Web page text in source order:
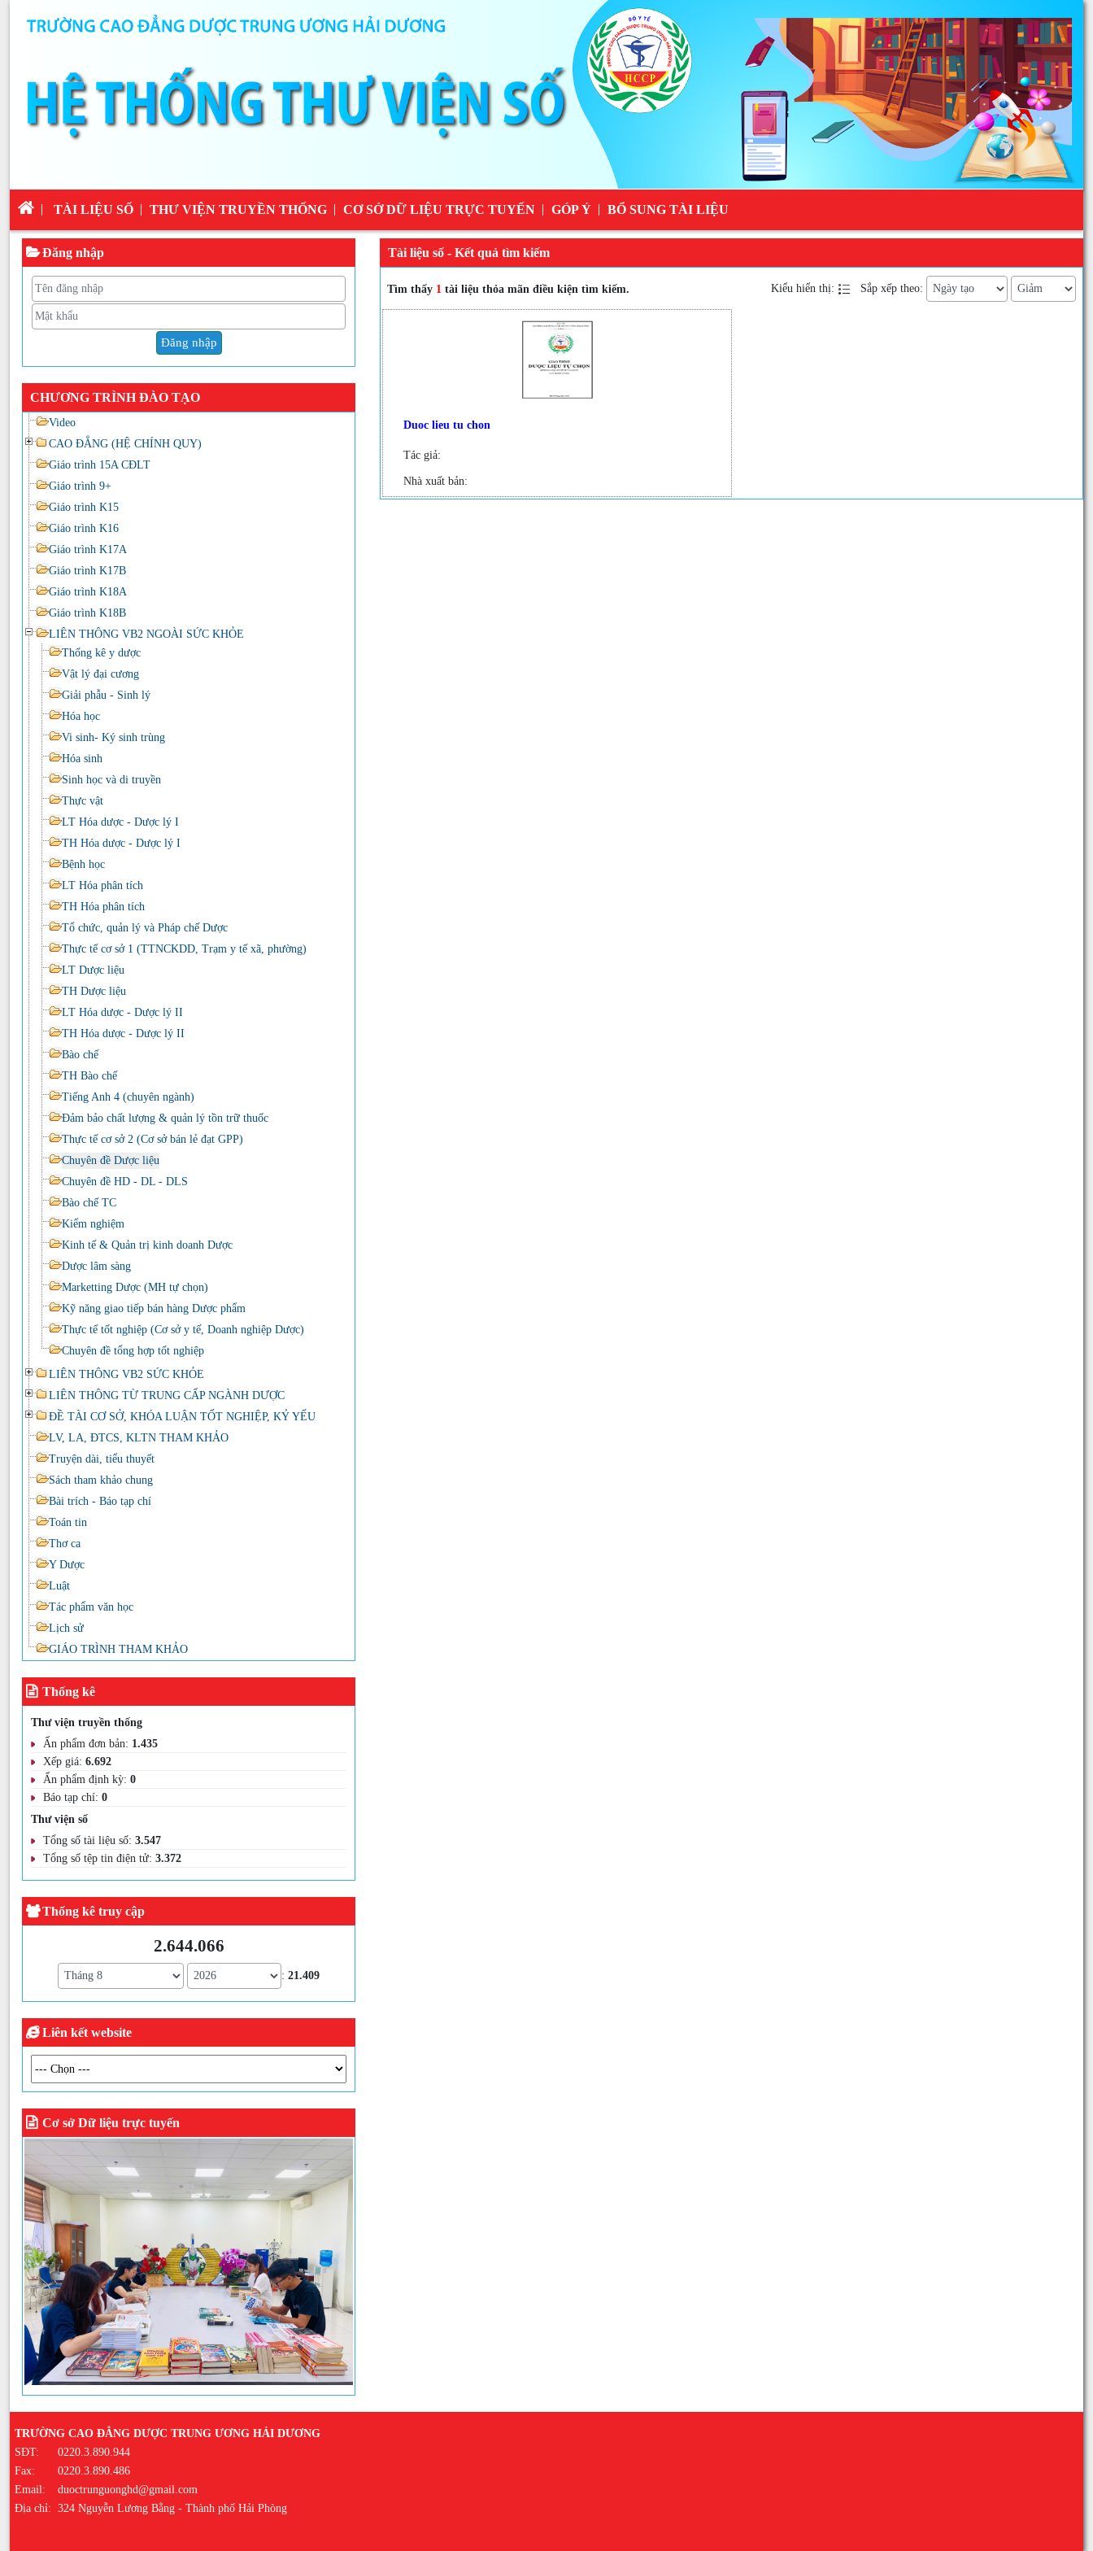
TÀI LIỆU SỐ THƯ VIỆN TRUYỀN THỐNG CƠ SỞ DỮ LIỆU TRỰC TUYẾN GÓP Ý BỔ SUNG TÀI LIỆU
Tài liệu số - Kết quả tìm kiếm
Tìm thấy 1 tài liệu thỏa mãn điều kiện tìm kiếm. Kiểu hiển thị: Sắp xếp theo:
Duoc lieu tu chon
Tác giả:
Nhà xuất bản:
Đăng nhập
Đăng nhập
CHƯƠNG TRÌNH ĐÀO TẠO
Video
CAO ĐẲNG (HỆ CHÍNH QUY)
Giáo trình 15A CĐLT
Giáo trình 9+
Giáo trình K15
Giáo trình K16
Giáo trình K17A
Giáo trình K17B
Giáo trình K18A
Giáo trình K18B
LIÊN THÔNG VB2 NGOÀI SỨC KHỎE
Thống kê y dược
Vật lý đại cương
Giải phẫu - Sinh lý
Hóa học
Vi sinh- Ký sinh trùng
Hóa sinh
Sinh học và di truyền
Thực vật
LT Hóa dược - Dược lý I
TH Hóa dược - Dược lý I
Bệnh học
LT Hóa phân tích
TH Hóa phân tích
Tổ chức, quản lý và Pháp chế Dược
Thực tế cơ sở 1 (TTNCKDD, Trạm y tế xã, phường)
LT Dược liệu
TH Dược liệu
LT Hóa dược - Dược lý II
TH Hóa dược - Dược lý II
Bào chế
TH Bào chế
Tiếng Anh 4 (chuyên ngành)
Đảm bảo chất lượng & quản lý tồn trữ thuốc
Thực tế cơ sở 2 (Cơ sở bán lẻ đạt GPP)
Chuyên đề Dược liệu
Chuyên đề HD - DL - DLS
Bào chế TC
Kiểm nghiệm
Kinh tế & Quản trị kinh doanh Dược
Dược lâm sàng
Marketting Dược (MH tự chọn)
Kỹ năng giao tiếp bán hàng Dược phẩm
Thực tế tốt nghiệp (Cơ sở y tế, Doanh nghiệp Dược)
Chuyên đề tổng hợp tốt nghiệp
LIÊN THÔNG VB2 SỨC KHỎE
LIÊN THÔNG TỪ TRUNG CẤP NGÀNH DƯỢC
ĐỀ TÀI CƠ SỞ, KHÓA LUẬN TỐT NGHIỆP, KỶ YẾU
LV, LA, ĐTCS, KLTN THAM KHẢO
Truyện dài, tiểu thuyết
Sách tham khảo chung
Bài trích - Báo tạp chí
Toán tin
Thơ ca
Y Dược
Luật
Tác phẩm văn học
Lịch sử
GIÁO TRÌNH THAM KHẢO
Thống kê
Thư viện truyền thống
Ấn phẩm đơn bản: 1.435
Xếp giá: 6.692
Ấn phẩm định kỳ: 0
Báo tạp chí: 0
Thư viện số
Tổng số tài liệu số: 3.547
Tổng số tệp tin điện tử: 3.372
Thống kê truy cập
2.644.066
:21.409
Liên kết website
Cơ sở Dữ liệu trực tuyến
TRƯỜNG CAO ĐẲNG DƯỢC TRUNG ƯƠNG HẢI DƯƠNG
SĐT:
0220.3.890.944
Fax:
0220.3.890.486
Email:
duoctrunguonghd@gmail.com
Địa chỉ: 324 Nguyễn Lương Bằng - Thành phố Hải Phòng